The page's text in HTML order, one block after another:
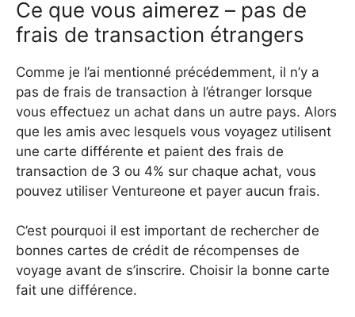
Ce que vous aimerez – pas de
frais de transaction étrangers
Comme je l’ai mentionné précédemment, il n’y a
pas de frais de transaction à l’étranger lorsque
vous effectuez un achat dans un autre pays. Alors
que les amis avec lesquels vous voyagez utilisent
une carte différente et paient des frais de
transaction de 3 ou 4% sur chaque achat, vous
pouvez utiliser Ventureone et payer aucun frais.
C’est pourquoi il est important de rechercher de
bonnes cartes de crédit de récompenses de
voyage avant de s’inscrire. Choisir la bonne carte
fait une différence.